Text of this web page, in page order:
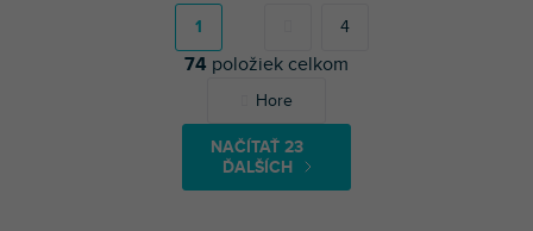
O
l
á
NAČÍTAŤ 23
ĎALŠÍCH
n
o
v
a
n
i
1 4
74 položiek celkom
Hore